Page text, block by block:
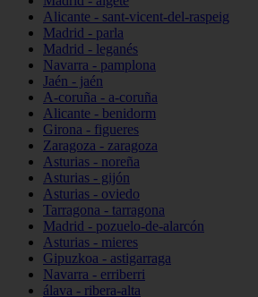
Alicante - sant-vicent-del-raspeig
Madrid - parla
Madrid - leganés
Navarra - pamplona
Jaén - jaén
A-coruña - a-coruña
Alicante - benidorm
Girona - figueres
Zaragoza - zaragoza
Asturias - noreña
Asturias - gijón
Asturias - oviedo
Tarragona - tarragona
Madrid - pozuelo-de-alarcón
Asturias - mieres
Gipuzkoa - astigarraga
Navarra - erriberri
álava - ribera-alta